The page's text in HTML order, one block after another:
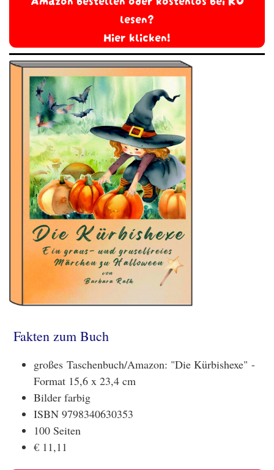
lesen?
Hier klicken!
Fakten zum Buch
großes Taschenbuch/Amazon: "Die Kürbishexe" -
Format 15,6 x 23,4 cm
Bilder farbig
ISBN 9798340630353
100 Seiten
€ 11,11